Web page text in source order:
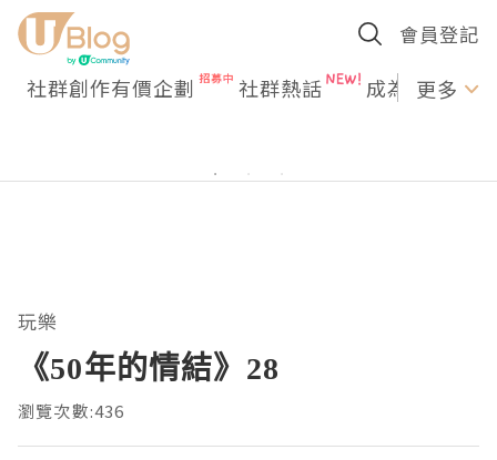
會員登記
社群創作有價企劃 社群熱話 成為U更多
玩樂
《50年的情結》28
瀏覽次數:436